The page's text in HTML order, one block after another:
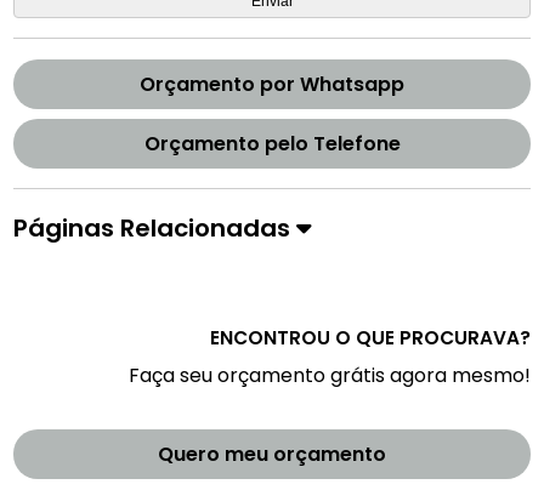
Orçamento por Whatsapp
Orçamento pelo Telefone
Páginas Relacionadas
ENCONTROU O QUE PROCURAVA?
Faça seu orçamento grátis agora mesmo!
Quero meu orçamento